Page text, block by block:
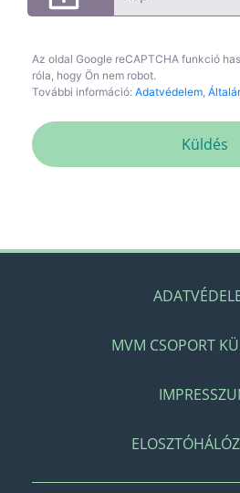
Az oldal Google reCAPTCHA funkció
róla, hogy Ön nem robot.
További információ: Adatvédelem,
Küldés
MVM CSOPORT